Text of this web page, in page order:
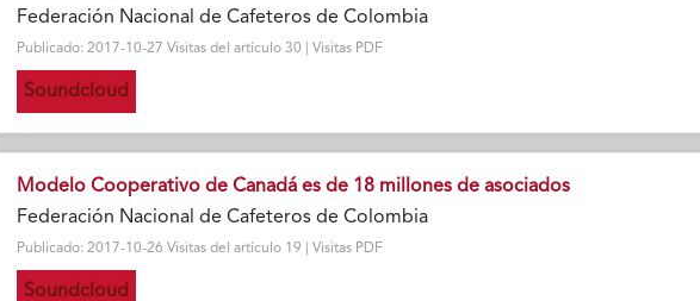
Federación Nacional de Cafeteros de Colombia
Publicado: 2017-10-27 Visitas del artículo 30 | Visitas PDF
Soundcloud
Modelo Cooperativo de Canadá es de 18 millones de asociados
Federación Nacional de Cafeteros de Colombia
Publicado: 2017-10-26 Visitas del artículo 19 | Visitas PDF
Soundcloud